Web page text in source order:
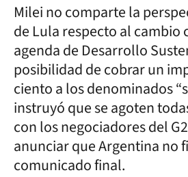
Milei no comparte la
de Lula respecto al cambio
agenda de Desarrollo
posibilidad de cobrar un
ciento a los denominados
instruyó que se agoten
con los negociadores del
anunciar que Argentina no
comunicado final.